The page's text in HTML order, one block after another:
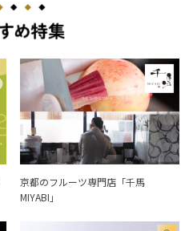
京都のフルーツ専門店「千馬
MIYABI」